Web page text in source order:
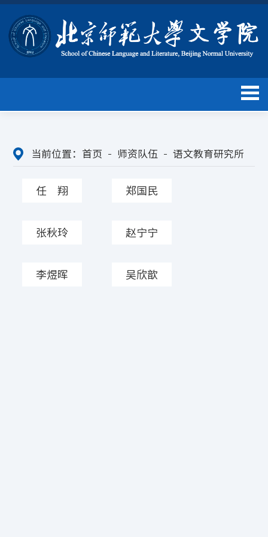
当前位置： 首页 师资队伍 语文教育研究所
任 翔 郑国民
张秋玲 赵宁宁
李煜晖 吴欣歆